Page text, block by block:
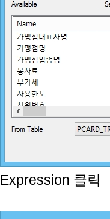
Expression 클릭